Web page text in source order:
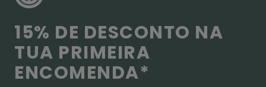
15% DE DESCONTO NA
TUA PRIMEIRA
ENCOMENDA*